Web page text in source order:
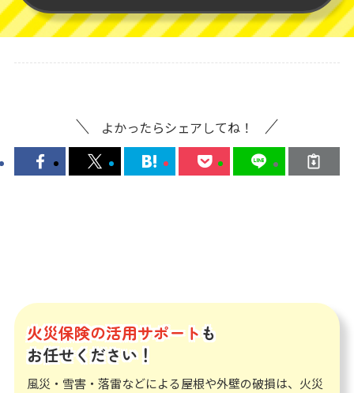
よかったらシェアしてね！
火災保険の活用サポートも
お任せください！
風災・雪害・落雷などによる屋根や外壁の破損は、火災